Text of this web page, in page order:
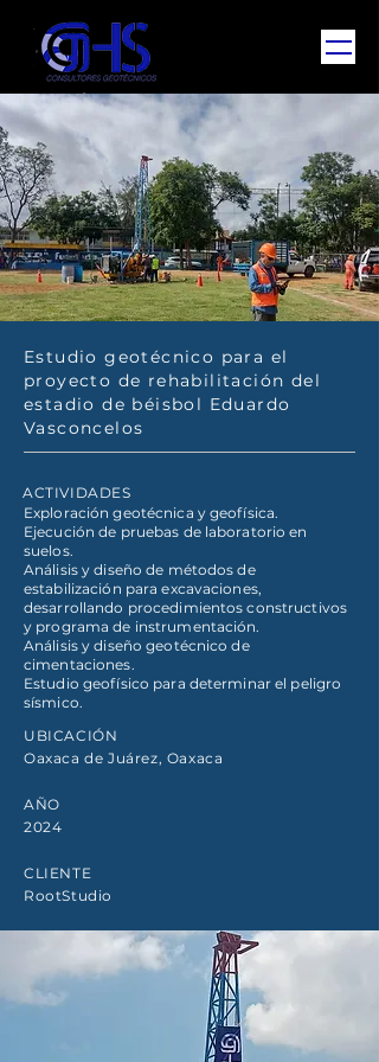
Estudio geotécnico para el
proyecto de rehabilitación del
estadio de béisbol Eduardo
Vasconcelos
ACTIVIDADES
Exploración geotécnica y geofísica.
Ejecución de pruebas de laboratorio en
suelos.
Análisis y diseño de métodos de
estabilización para excavaciones,
desarrollando procedimientos constructivos
y programa de instrumentación.
Análisis y diseño geotécnico de
cimentaciones.
Estudio geofísico para determinar el peligro
sísmico.
UBICACIÓN
Oaxaca de Juárez, Oaxaca
AÑO
2024
CLIENTE
RootStudio